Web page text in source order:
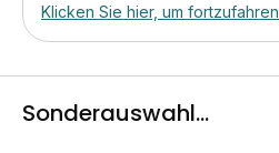
Klicken Sie hier, um fortzufahren
Sonderauswahl...